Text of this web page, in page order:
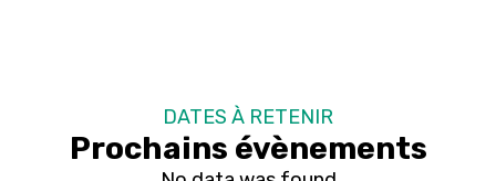
DATES À RETENIR
Prochains évènements